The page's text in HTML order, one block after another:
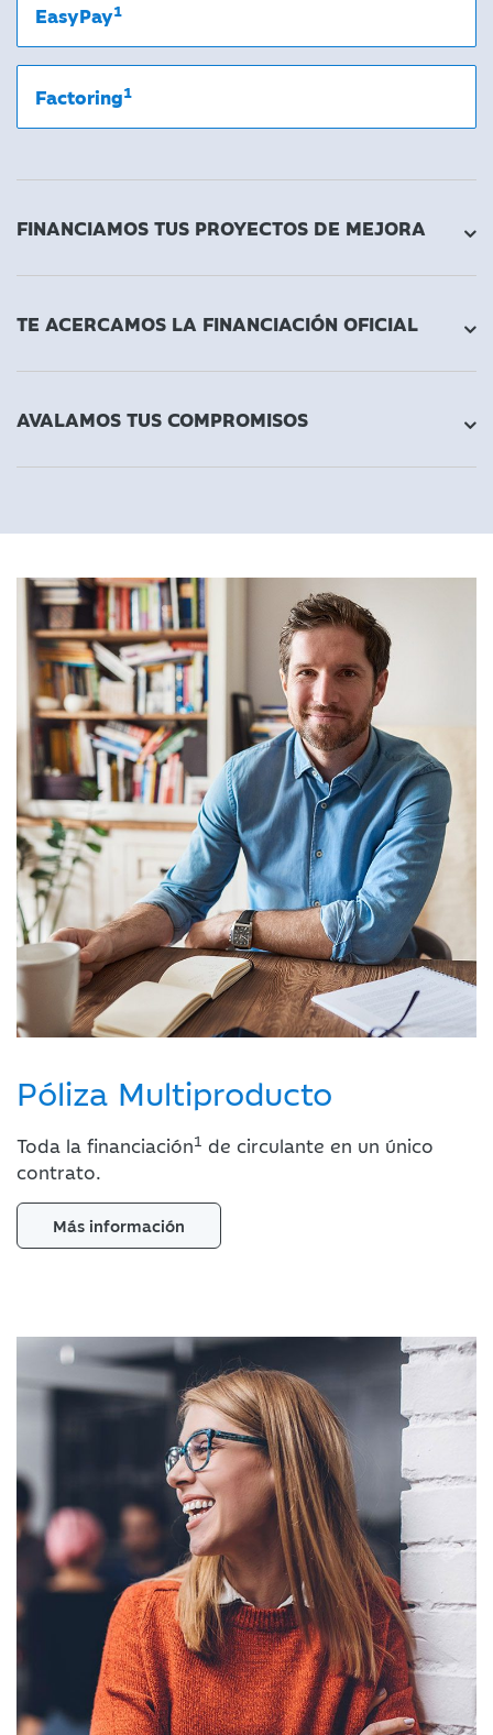
EasyPay1
Factoring1
FINANCIAMOS TUS PROYECTOS DE MEJORA
TE ACERCAMOS LA FINANCIACIÓN OFICIAL
AVALAMOS TUS COMPROMISOS
Póliza Multiproducto
Toda la financiación1 de circulante en un único
contrato.
Más información